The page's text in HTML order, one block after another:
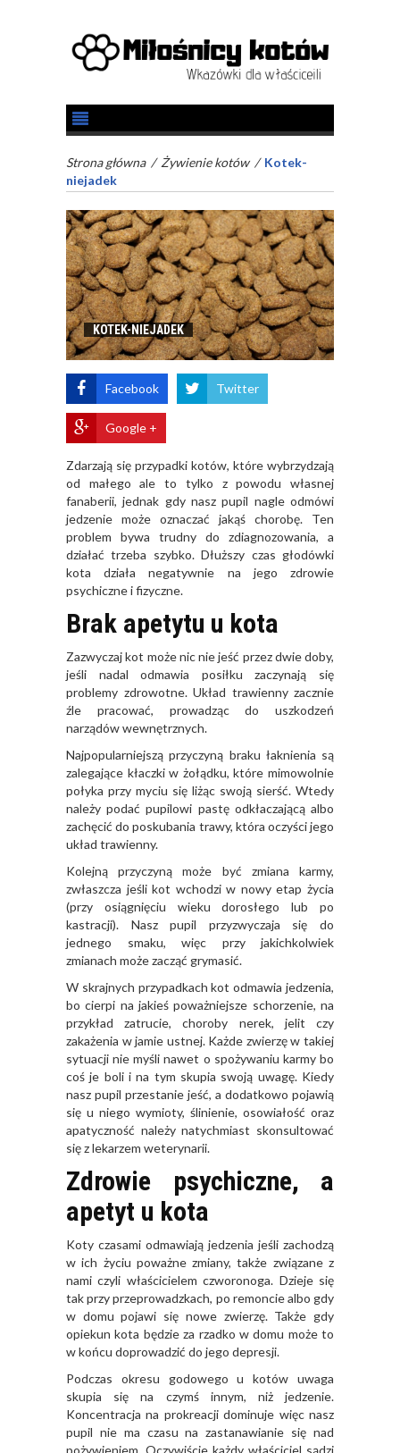
Strona główna / Żywienie kotów / Kotek-
niejadek
KOTEK-NIEJADEK
Facebook Twitter
Google +
Zdarzają się przypadki kotów, które wybrzydzają
od małego ale to tylko z powodu własnej
fanaberii, jednak gdy nasz pupil nagle odmówi
jedzenie może oznaczać jakąś chorobę. Ten
problem bywa trudny do zdiagnozowania, a
działać trzeba szybko. Dłuższy czas głodówki
kota działa negatywnie na jego zdrowie
psychiczne i fizyczne.
Brak apetytu u kota
Zazwyczaj kot może nic nie jeść przez dwie doby,
jeśli nadal odmawia posiłku zaczynają się
problemy zdrowotne. Układ trawienny zacznie
źle pracować, prowadząc do uszkodzeń
narządów wewnętrznych.
Najpopularniejszą przyczyną braku łaknienia są
zalegające kłaczki w żołądku, które mimowolnie
połyka przy myciu się liżąc swoją sierść. Wtedy
należy podać pupilowi pastę odkłaczającą albo
zachęcić do poskubania trawy, która oczyści jego
układ trawienny.
Kolejną przyczyną może być zmiana karmy,
zwłaszcza jeśli kot wchodzi w nowy etap życia
(przy osiągnięciu wieku dorosłego lub po
kastracji). Nasz pupil przyzwyczaja się do
jednego smaku, więc przy jakichkolwiek
zmianach może zacząć grymasić.
W skrajnych przypadkach kot odmawia jedzenia,
bo cierpi na jakieś poważniejsze schorzenie, na
przykład zatrucie, choroby nerek, jelit czy
zakażenia w jamie ustnej. Każde zwierzę w takiej
sytuacji nie myśli nawet o spożywaniu karmy bo
coś je boli i na tym skupia swoją uwagę. Kiedy
nasz pupil przestanie jeść, a dodatkowo pojawią
się u niego wymioty, ślinienie, osowiałość oraz
apatyczność należy natychmiast skonsultować
się z lekarzem weterynarii.
Zdrowie psychiczne, a
apetyt u kota
Koty czasami odmawiają jedzenia jeśli zachodzą
w ich życiu poważne zmiany, także związane z
nami czyli właścicielem czworonoga. Dzieje się
tak przy przeprowadzkach, po remoncie albo gdy
w domu pojawi się nowe zwierzę. Także gdy
opiekun kota będzie za rzadko w domu może to
w końcu doprowadzić do jego depresji.
Podczas okresu godowego u kotów uwaga
skupia się na czymś innym, niż jedzenie.
Koncentracja na prokreacji dominuje więc nasz
pupil nie ma czasu na zastanawianie się nad